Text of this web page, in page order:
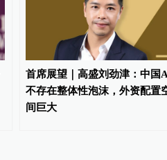
首席展望｜高盛刘劲津：中国
不存在整体性泡沫，外资配置
间巨大